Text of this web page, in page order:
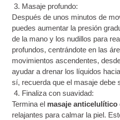
Masaje profundo:
Después de unos minutos de
puedes aumentar la presión
de la mano y los nudillos para
profundos, centrándote en las
movimientos ascendentes,
ayudar a drenar los líquidos
sí, recuerda que el masaje debe
Finaliza con suavidad:
Termina el masaje anticelulítico
relajantes para calmar la piel.